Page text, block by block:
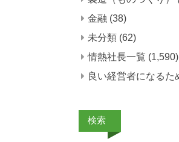
金融 (38)
未分類 (62)
情熱社長一覧 (1,590)
良い経営者になるた
検索